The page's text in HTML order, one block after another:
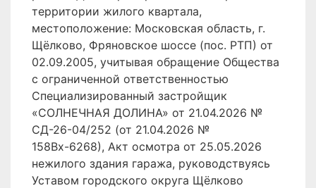
территории жилого квартала,
местоположение: Московская область, г.
Щёлково, Фряновское шоссе (пос. РТП) от
02.09.2005, учитывая обращение Общества
с ограниченной ответственностью
Специализированный застройщик
«СОЛНЕЧНАЯ ДОЛИНА» от 21.04.2026 №
СД-26-04/252 (от 21.04.2026 №
158Вх-6268), Акт осмотра от 25.05.2026
нежилого здания гаража, руководствуясь
Уставом городского округа Щёлково